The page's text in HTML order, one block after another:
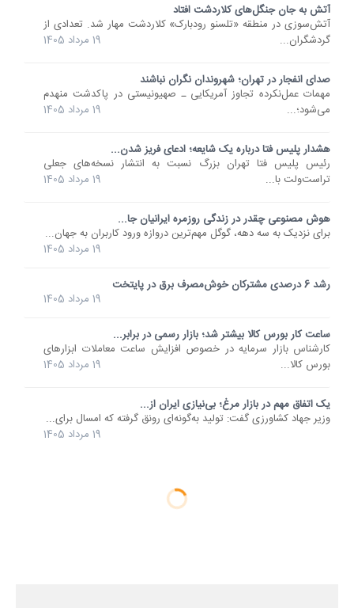
آتش به جان جنگل‌های کلاردشت افتاد
آتش‌سوزی در منطقه «تلسنو رودبارک» کلاردشت مهار شد. تعدادی از
گردشگران...
19 مرداد 1405
صدای انفجار در تهران؛ شهروندان نگران نباشند
مهمات عمل‌نکرده تجاوز آمریکایی ـ صهیونیستی در پاکدشت منهدم
می‌شود؛...
19 مرداد 1405
هشدار پلیس فتا درباره یک شایعه؛ ادعای فریز شدن...
رئیس پلیس فتا تهران بزرگ نسبت به انتشار نسخه‌های جعلی
تراست‌ولت با...
19 مرداد 1405
هوش مصنوعی چقدر در زندگی روزمره ایرانیان جا...
برای نزدیک به سه دهه، گوگل مهم‌ترین دروازه ورود کاربران به جهان...
19 مرداد 1405
رشد 6 درصدی مشترکان خوش‌مصرف برق در پایتخت
19 مرداد 1405
ساعت کار بورس کالا بیشتر شد؛ بازار رسمی در برابر...
کارشناس بازار سرمایه در خصوص افزایش ساعت معاملات ابزارهای
بورس کالا...
19 مرداد 1405
یک اتفاق مهم در بازار مرغ؛ بی‌نیازی ایران از...
وزیر جهاد کشاورزی گفت: تولید به‌گونه‌ای رونق گرفته که امسال برای...
19 مرداد 1405